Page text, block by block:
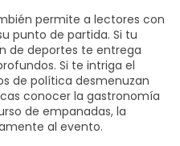
permite a lectores con
punto de partida. Si tu
de deportes te entrega
Si te intriga el
de política desmenuzan
conocer la gastronomía
de empanadas, la
al evento.